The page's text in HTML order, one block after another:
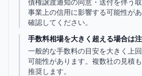
債権譲渡通知の同意・送付を伴う
事業上の信用に影響する可能性が
確認してください。
手数料相場を大きく超える場合は
一般的な手数料の目安を大きく上
可能性があります。複数社の見積
推奨します。